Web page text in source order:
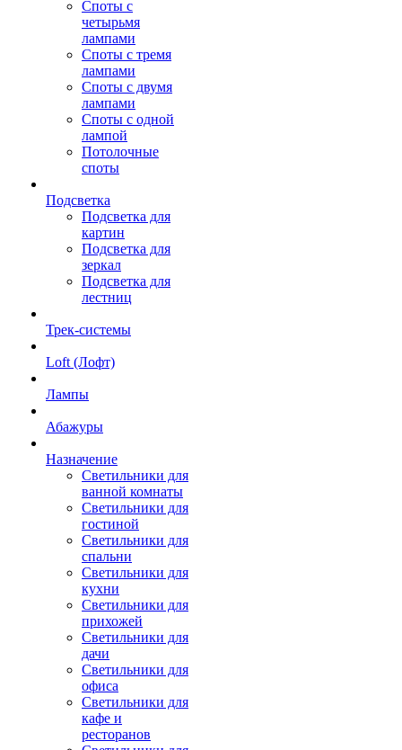
Споты с
четырьмя
лампами
Споты с тремя
лампами
Споты с двумя
лампами
Споты с одной
лампой
Потолочные
споты
Подсветка
Подсветка для
картин
Подсветка для
зеркал
Подсветка для
лестниц
Трек-системы
Loft (Лофт)
Лампы
Абажуры
Назначение
Светильники для
ванной комнаты
Светильники для
гостиной
Светильники для
спальни
Светильники для
кухни
Светильники для
прихожей
Светильники для
дачи
Светильники для
офиса
Светильники для
кафе и
ресторанов